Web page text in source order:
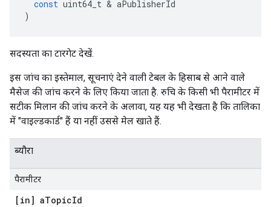
const uint64_t & aPublisherId
)
सदस्यता का टारगेट देखें.
इस जांच का इस्तेमाल, सूचनाएं देने वाली टेबल के हिसाब से आने वाले
मैसेज की जांच करने के लिए किया जाता है. रुचि के किसी भी पैरामीटर में
सटीक मिलान की जांच करने के अलावा, यह यह भी देखता है कि तालिका
में "वाइल्डकार्ड" हैं या नहीं उससे मेल खाते हैं.
ब्यौरा
पैरामीटर
[in] aTopicId